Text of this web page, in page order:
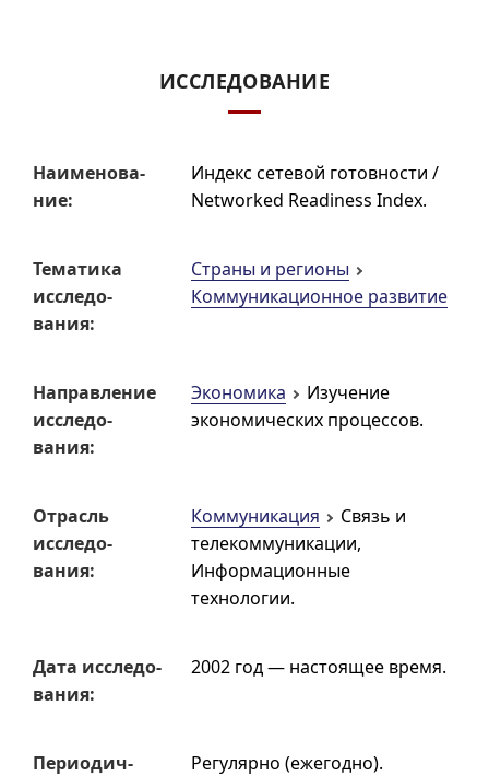
ИССЛЕДОВАНИЕ
Наиме­но­ва­
ние:
Индекс сетевой готовности /
Networked Readiness Index.
Тематика
исследо­
вания:
Страны и регионы
Коммуникационное развитие
Направ­ление
исследо­
вания:
Экономика
Изучение
экономических процессов.
Отрасль
исследо­
вания:
Коммуникация
Связь и
телекоммуникации,
Информационные
технологии.
Дата исследо­
вания:
2002 год — настоящее время.
Перио­дич­
Регулярно (ежегодно).